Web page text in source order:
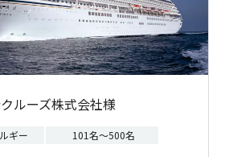
ルーズ株式会社様
ギー 101名～500名